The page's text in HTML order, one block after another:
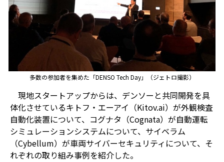
多数の参加者を集めた「DENSO Tech Day」（ジェトロ撮影）
現地スタートアップからは、デンソーと共同開発を具
体化させているキトフ・エーアイ（Kitov.ai）が外観検査
自動化装置について、コグナタ（Cognata）が自動運転
シミュレーションシステムについて、サイベラム
（Cybellum）が車両サイバーセキュリティについて、そ
れぞれの取り組み事例を紹介した。